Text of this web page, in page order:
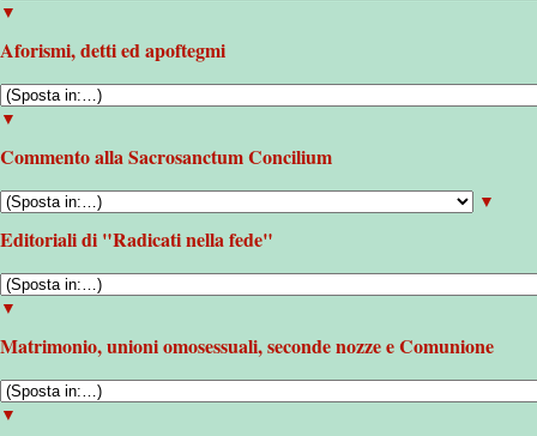
▼
Aforismi, detti ed apoftegmi
▼
Commento alla Sacrosanctum Concilium
▼
Editoriali di "Radicati nella fede"
▼
Matrimonio, unioni omosessuali, seconde nozze e Comunione
▼